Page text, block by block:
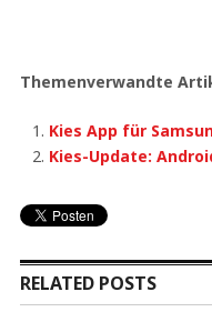
Themenverwandte
Kies App für
Kies-Update:
RELATED POSTS